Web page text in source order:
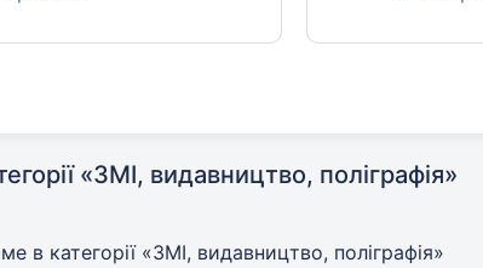
«ЗМІ, видавництво, поліграфія»
в категорії «ЗМІ, видавництво, поліграфія»